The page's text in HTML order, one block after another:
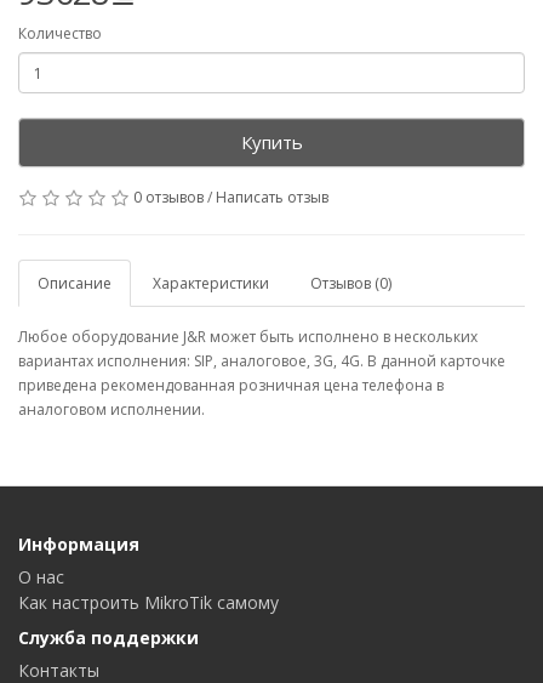
Количество
Купить
0 отзывов/ Написать отзыв
Описание Характеристики Отзывов (0)
Любое оборудование J&R может быть исполнено в нескольких
вариантах исполнения: SIP, аналоговое, 3G, 4G. В данной карточке
приведена рекомендованная розничная цена телефона в
аналоговом исполнении.
Информация
О нас
Как настроить MikroTik самому
Служба поддержки
Контакты